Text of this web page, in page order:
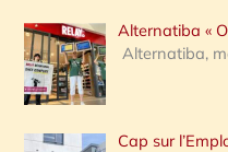
Alternatiba «
Alternatiba,
Cap sur